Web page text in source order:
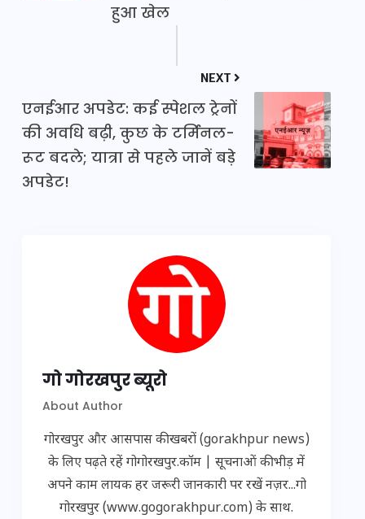
हुआ खेल
NEXT
एनईआर अपडेट: कई स्पेशल ट्रेनों
की अवधि बढ़ी, कुछ के टर्मिनल-
रूट बदले; यात्रा से पहले जानें बड़े
अपडेट!
गो गोरखपुर ब्यूरो
About Author
गोरखपुर और आसपास की खबरों (gorakhpur news)
के लिए पढ़ते रहें गोगोरखपुर.कॉम | सूचनाओं की भीड़ में
अपने काम लायक हर जरूरी जानकारी पर रखें नज़र...गो
गोरखपुर (www.gogorakhpur.com) के साथ.